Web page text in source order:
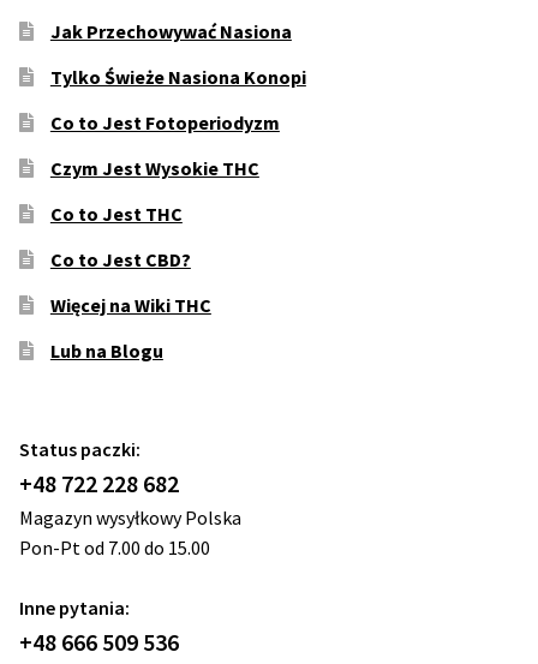
Jak Przechowywać Nasiona
Tylko Świeże Nasiona Konopi
Co to Jest Fotoperiodyzm
Czym Jest Wysokie THC
Co to Jest THC
Co to Jest CBD?
Więcej na Wiki THC
Lub na Blogu
Status paczki:
+48 722 228 682
Magazyn wysyłkowy Polska
Pon-Pt od 7.00 do 15.00
Inne pytania:
+48 666 509 536